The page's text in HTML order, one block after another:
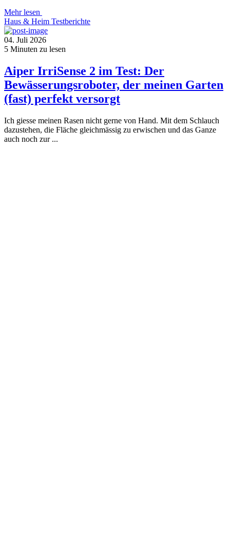
Mehr lesen
Haus & Heim Testberichte
04. Juli 2026
5 Minuten zu lesen
Aiper IrriSense 2 im Test: Der
Bewässerungsroboter, der meinen Garten
(fast) perfekt versorgt
Ich giesse meinen Rasen nicht gerne von Hand. Mit dem Schlauch
dazustehen, die Fläche gleichmässig zu erwischen und das Ganze
auch noch zur ...